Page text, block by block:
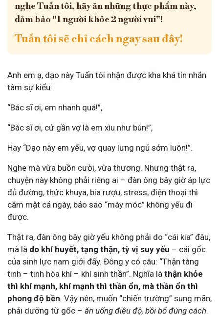
nghe Tuấn tôi, hãy ăn những thực phẩm này,
đảm bảo "1 người khỏe 2 người vui"!
Tuấn tôi sẽ chỉ cách ngay sau đây!
Anh em ạ, dạo này Tuấn tôi nhận được kha khá tin nhắn
tâm sự kiểu:
“Bác sĩ ơi, em nhanh quá!”,
“Bác sĩ ơi, cứ gần vợ là em xìu như bún!”,
Hay “Dạo này em yếu, vợ quay lưng ngủ sớm luôn!”.
Nghe mà vừa buồn cười, vừa thương. Nhưng thật ra,
chuyện này không phải riêng ai – đàn ông bây giờ áp lực
đủ đường, thức khuya, bia rượu, stress, điện thoại thì
cắm mặt cả ngày, bảo sao “máy móc” không yếu đi
được.
Thật ra, đàn ông bây giờ yếu không phải do “cái kia” đâu,
mà là do khí huyết, tạng thận, tỳ vị suy yếu – cái gốc
của sinh lực nam giới đấy. Đông y có câu: “Thận tàng
tinh – tinh hóa khí – khí sinh thần”. Nghĩa là thận khỏe
thì khí mạnh, khí mạnh thì thần ổn, mà thần ổn thì
phong độ bền. Vậy nên, muốn “chiến trường” sung mãn,
phải dưỡng từ gốc – ăn uống điều độ, bồi bổ đúng cách.